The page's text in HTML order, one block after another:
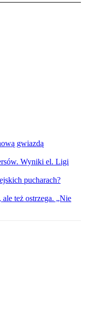
gwiazdą
Wyniki el. Ligi
pucharach?
też ostrzega. „Nie